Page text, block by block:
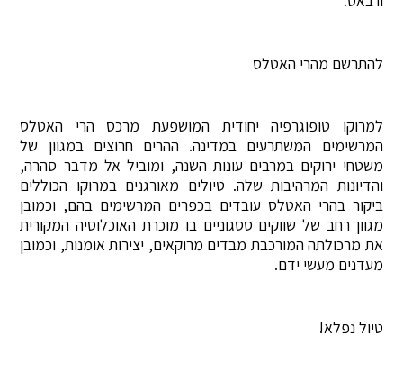
להתרשם מהרי האטלס
למרוקו טופוגרפיה יחודית המושפעת מרכס הרי האטלס
המרשימים המשתרעים במדינה. ההרים חרוצים במגוון של
משטחי ירוקים במרבים עונות השנה, ומוביל אל מדבר סהרה,
והדיונות המרהיבות שלה. טיולים מאורגנים במרוקו הכוללים
ביקור בהרי האטלס עובדים בכפרים המרשימים בהם, וכמובן
מגוון רחב של שווקים ססגוניים בו מוכרת האוכלוסיה המקורית
את מרכולתה המורכבת מבדים מרוקאים, יצירות אומנות, וכמובן
מעדנים מעשי ידם.
טיול נפלא!